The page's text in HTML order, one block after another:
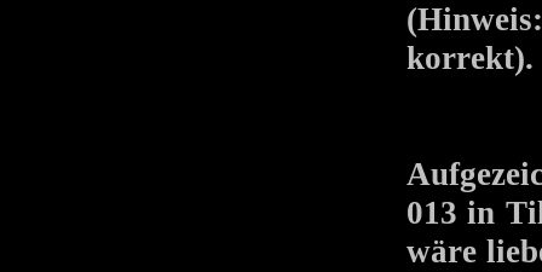
korrekt).
013 in
wäre